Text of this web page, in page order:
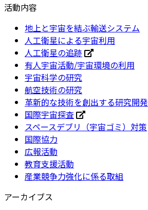
活動内容
地上と宇宙を結ぶ輸送システム
人工衛星による宇宙利用
人工衛星の追跡
有人宇宙活動/宇宙環境の利用
宇宙科学の研究
航空技術の研究
革新的な技術を創出する研究開発
国際宇宙探査
スペースデブリ（宇宙ゴミ）対策
国際協力
広報活動
教育支援活動
産業競争力強化に係る取組
アーカイブス